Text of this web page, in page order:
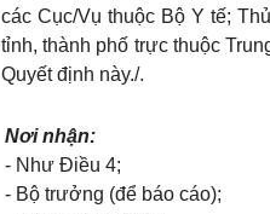
các Cục/Vụ thuộc Bộ Y tế;
tỉnh, thành phố trực thuộc
Quyết định này./.
Nơi nhận:
- Như Điều 4;
- Bộ trưởng (để báo cáo);